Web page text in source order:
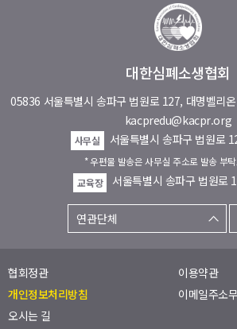
대한심폐소생협회
05836 서울특별시 송파구 법원로 127, 대명벨리
kacpredu@kacpr.org
사무실 서울특별시 송파구 법원로
* 우편물 발송은 사무실 주소로 발송 부
교육장
서울특별시 송파구 법원로
협회정관
이용약관
개인정보처리방침
이메일주소
오시는 길